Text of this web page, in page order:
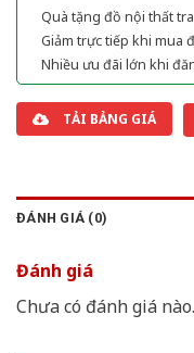
Quà tặng đồ nội thất
Giảm trực tiếp khi mua
Nhiều ưu đãi lớn khi
TẢI BẢNG GIÁ
ĐÁNH GIÁ (0)
Đánh giá
Chưa có đánh giá nào.